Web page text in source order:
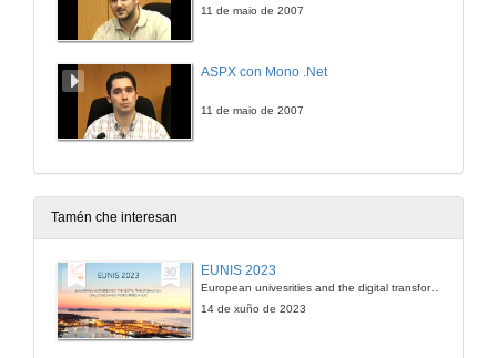
11 de maio de 2007
ASPX con Mono .Net
11 de maio de 2007
Tamén che interesan
EUNIS 2023
European univesrities and the digital transformation: challenges and opportunities ahead
14 de xuño de 2023